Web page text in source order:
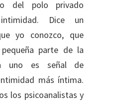
del polo privado
Dice un
yo conozco, que
parte de la
uno es señal de
más íntima.
los psicoanalistas y